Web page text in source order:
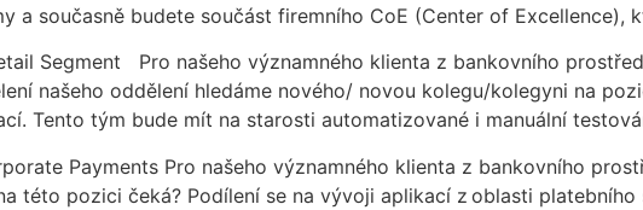
a současně budete součást firemního CoE (Center of
Segment Pro našeho významného klienta z bankovního
našeho oddělení hledáme nového/ novou kolegu/kolegyni na
Tento tým bude mít na starosti automatizované i manuální
Payments Pro našeho významného klienta z bankovního
této pozici čeká? Podílení se na vývoji aplikací z oblasti